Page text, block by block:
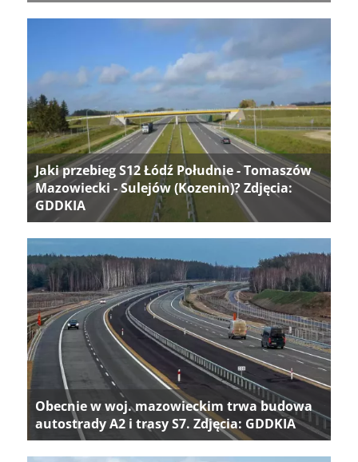
Jaki przebieg S12 Łódź Południe - Tomaszów
Mazowiecki - Sulejów (Kozenin)? Zdjęcia:
GDDKIA
Obecnie w woj. mazowieckim trwa budowa
autostrady A2 i trasy S7. Zdjęcia: GDDKIA